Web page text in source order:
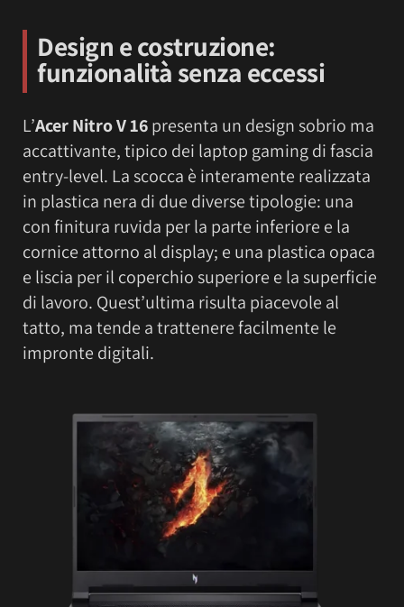
Design e costruzione:
funzionalità senza eccessi
L’Acer Nitro V 16presenta un design sobrio ma
accattivante, tipico dei laptop gaming di fascia
entry-level. La scocca è interamente realizzata
in plastica nera di due diverse tipologie: una
con finitura ruvida per la parte inferiore e la
cornice attorno al display; e una plastica opaca
e liscia per il coperchio superiore e la superficie
di lavoro. Quest’ultima risulta piacevole al
tatto, ma tende a trattenere facilmente le
impronte digitali.